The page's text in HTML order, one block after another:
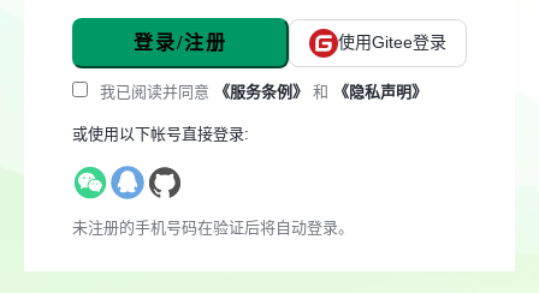
登录/注册 使用Gitee登录
我已阅读并同意 《服务条例》 和 《隐私声明》
或使用以下帐号直接登录:
未注册的手机号码在验证后将自动登录。